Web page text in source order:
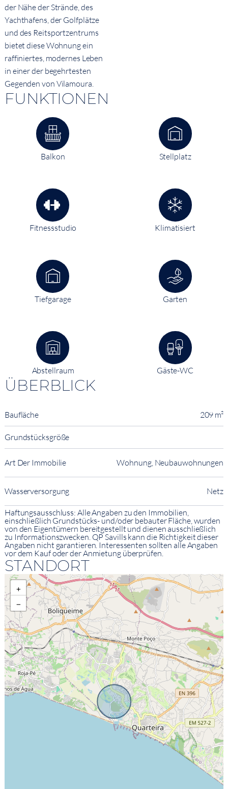
der Nähe der Strände, des
Yachthafens, der Golfplätze
und des Reitsportzentrums
bietet diese Wohnung ein
raffiniertes, modernes Leben
in einer der begehrtesten
Gegenden von Vilamoura.
FUNKTIONEN
Balkon Stellplatz
Fitnessstudio Klimatisiert
Tiefgarage Garten
Abstellraum Gäste-WC
ÜBERBLICK
Baufläche 209 m²
Grundstücksgröße
Art Der Immobilie Wohnung, Neubauwohnungen
Wasserversorgung Netz
Haftungsausschluss: Alle Angaben zu den Immobilien,
einschließlich Grundstücks- und/oder bebauter Fläche, wurden
von den Eigentümern bereitgestellt und dienen ausschließlich
zu Informationszwecken. QP Savills kann die Richtigkeit dieser
Angaben nicht garantieren. Interessenten sollten alle Angaben
vor dem Kauf oder der Anmietung überprüfen.
STANDORT
+
−